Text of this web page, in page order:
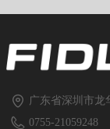
广东省深圳市龙
0755-21059248